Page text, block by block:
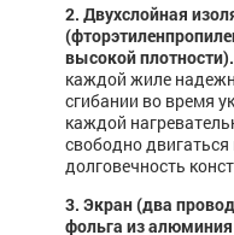
2. Двухслойная
высокой плотности).
каждой жиле
сгибании во время
каждой
свободно
долговечность
3. Экран (два
фольга из